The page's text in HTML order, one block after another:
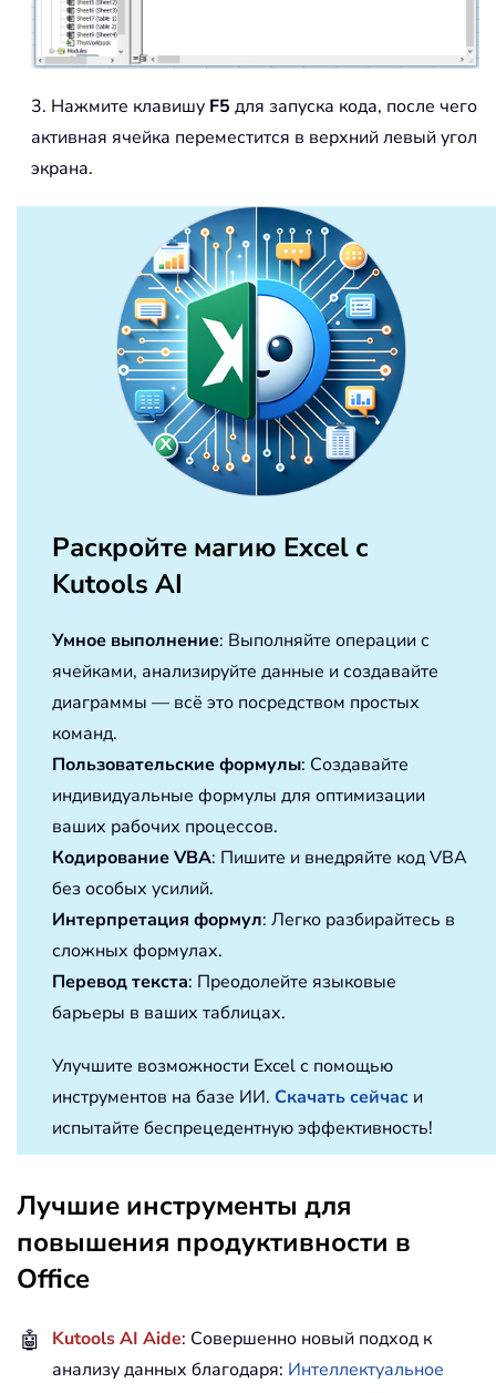
3. Нажмите клавишу F5 для запуска кода, после чего
активная ячейка переместится в верхний левый угол
экрана.
Раскройте магию Excel с
Kutools AI
Умное выполнение: Выполняйте операции с
ячейками, анализируйте данные и создавайте
диаграммы — всё это посредством простых
команд.
Пользовательские формулы: Создавайте
индивидуальные формулы для оптимизации
ваших рабочих процессов.
Кодирование VBA: Пишите и внедряйте код VBA
без особых усилий.
Интерпретация формул: Легко разбирайтесь в
сложных формулах.
Перевод текста: Преодолейте языковые
барьеры в ваших таблицах.
Улучшите возможности Excel с помощью
инструментов на базе ИИ. Скачать сейчас и
испытайте беспрецедентную эффективность!
Лучшие инструменты для
повышения продуктивности в
Office
🤖 Kutools AI Aide: Совершенно новый подход к
анализу данных благодаря: Интеллектуальное